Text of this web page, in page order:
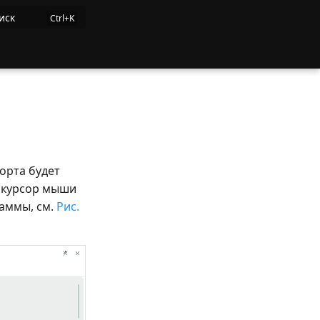
будет
курсор мыши
см. Рис.